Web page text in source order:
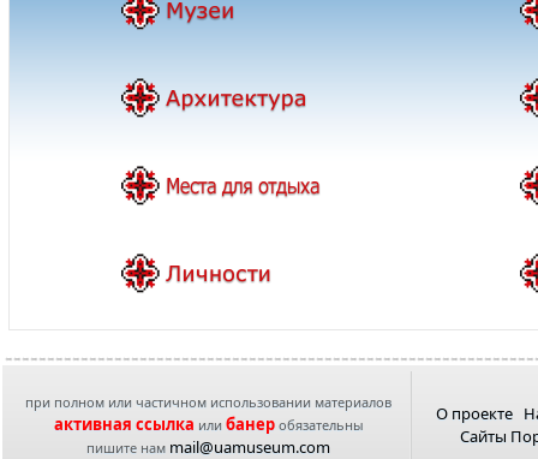
при полном или частичном использовании материалов
активная ссылка или банеробязательны
пишите нам mail@uamuseum.com
О проекте
Сайты